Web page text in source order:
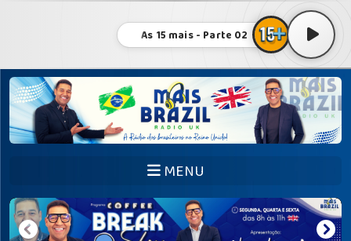
As 15 mais - Parte 02
MENU